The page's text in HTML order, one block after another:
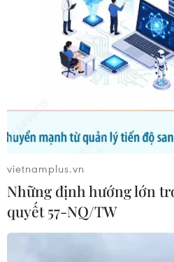
vietnamplus.vn
Những định hướng lớn
quyết 57-NQ/TW